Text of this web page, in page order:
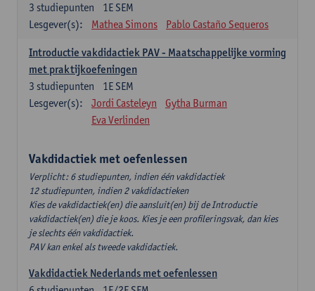
1E SEM
3 studiepunten
Lesgever(s):
Mathea Simons Pablo Castaño Sequeros
Introductie vakdidactiek PAV - Maatschappelijke vorming
met praktijkoefeningen
1E SEM
3 studiepunten
Lesgever(s):
Jordi Casteleyn
Gytha Burman
Eva Verlinden
Vakdidactiek met oefenlessen
Verplicht: 6 studiepunten, indien één vakdidactiek
12 studiepunten, indien 2 vakdidactieken
Kies de vakdidactiek(en) die aansluit(en) bij de Introductie
vakdidactiek(en) die je koos. Kies je een profileringsvak, dan kies
je slechts één vakdidactiek.
PAV kan enkel als tweede vakdidactiek.
Vakdidactiek Nederlands met oefenlessen